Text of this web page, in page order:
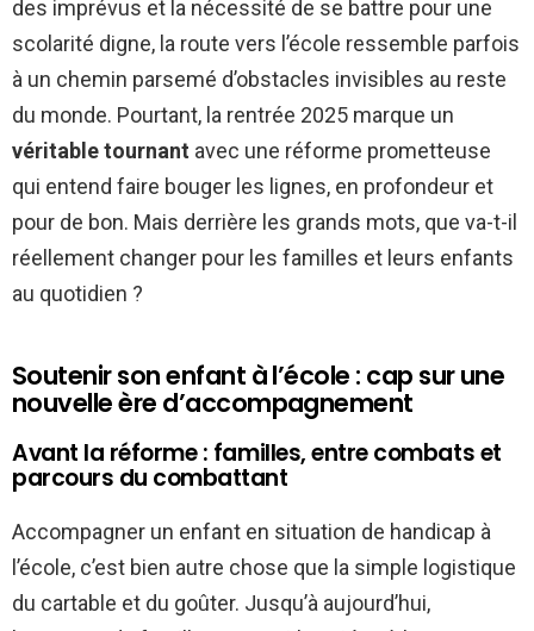
des imprévus et la nécessité de se battre pour une
scolarité digne, la route vers l’école ressemble parfois
à un chemin parsemé d’obstacles invisibles au reste
du monde. Pourtant, la rentrée 2025 marque un
véritable tournant avec une réforme prometteuse
qui entend faire bouger les lignes, en profondeur et
pour de bon. Mais derrière les grands mots, que va-t-il
réellement changer pour les familles et leurs enfants
au quotidien ?
Soutenir son enfant à l’école : cap sur une
nouvelle ère d’accompagnement
Avant la réforme : familles, entre combats et
parcours du combattant
Accompagner un enfant en situation de handicap à
l’école, c’est bien autre chose que la simple logistique
du cartable et du goûter. Jusqu’à aujourd’hui,